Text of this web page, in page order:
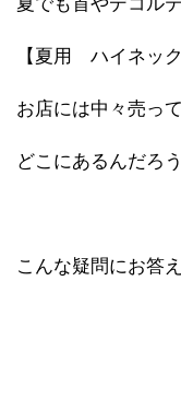
【夏用 ハイネッ
お店には中々売っ
どこにあるんだろ
こんな疑問にお答